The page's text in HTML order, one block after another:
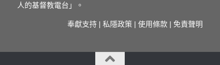
人的基督教電台」。
奉獻支持 | 私隱政策 | 使用條款 | 免責聲明